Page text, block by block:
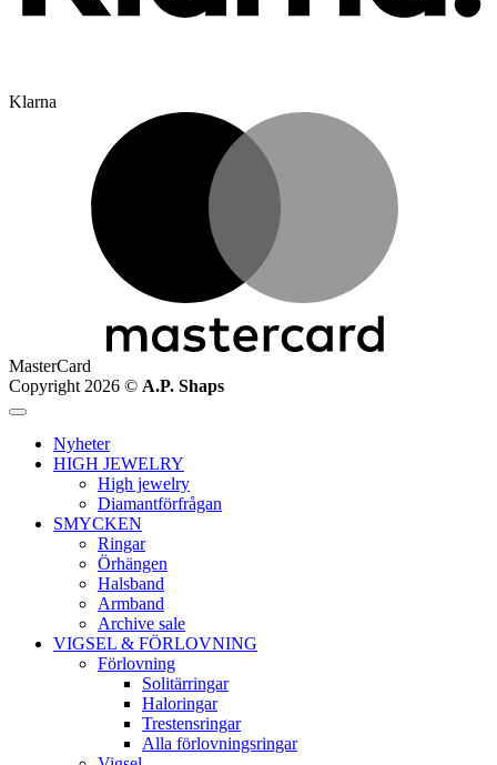
Klarna
MasterCard
Copyright 2026 © A.P. Shaps
Nyheter
HIGH JEWELRY
High jewelry
Diamantförfrågan
SMYCKEN
Ringar
Örhängen
Halsband
Armband
Archive sale
VIGSEL & FÖRLOVNING
Förlovning
Solitärringar
Haloringar
Trestensringar
Alla förlovningsringar